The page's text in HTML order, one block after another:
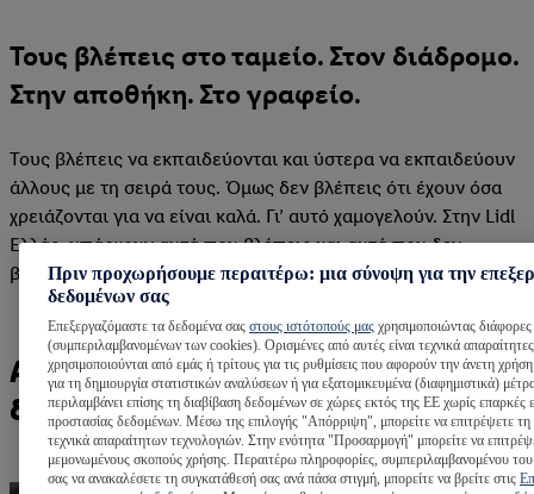
Τους βλέπεις στο ταμείο. Στον διάδρομο.
Στην αποθήκη. Στο γραφείο.
Τους βλέπεις να εκπαιδεύονται και ύστερα να εκπαιδεύουν
άλλους με τη σειρά τους. Όμως δεν βλέπεις ότι έχουν όσα
χρειάζονται για να είναι καλά. Γι’ αυτό χαμογελούν. Στην Lidl
Ελλάς, υπάρχουν αυτά που βλέπεις και αυτά που δεν
βλέπεις. Μα πάνω απ' όλα υπάρχουν χαρούμενοι άνθρωποι!
Αυτά που βλέπεις και αυτά που
δεν βλέπεις.
Πριν προχωρήσουμε περαιτέρω: μια σύνοψη για την
δεδομένων σας
Επεξεργαζόμαστε τα δεδομένα σας στους ιστότοπούς μας χρησιμοποιώντας διάφορες
(συμπεριλαμβανομένων των cookies). Ορισμένες από αυτές είναι τεχνικά
χρησιμοποιούνται από εμάς ή τρίτους για τις ρυθμίσεις που αφορούν την άνετη
για τη δημιουργία στατιστικών αναλύσεων ή για εξατομικευμένα (διαφημιστικά)
περιλαμβάνει επίσης τη διαβίβαση δεδομένων σε χώρες εκτός της ΕΕ χωρίς επαρκές
προστασίας δεδομένων. Μέσω της επιλογής "Απόρριψη", μπορείτε να επιτρέψετε
τεχνικά απαραίτητων τεχνολογιών. Στην ενότητα "Προσαρμογή" μπορείτε να
μεμονωμένους σκοπούς χρήσης. Περαιτέρω πληροφορίες, συμπεριλαμβανομένου
σας να ανακαλέσετε τη συγκατάθεσή σας ανά πάσα στιγμή, μπορείτε να βρείτε στις